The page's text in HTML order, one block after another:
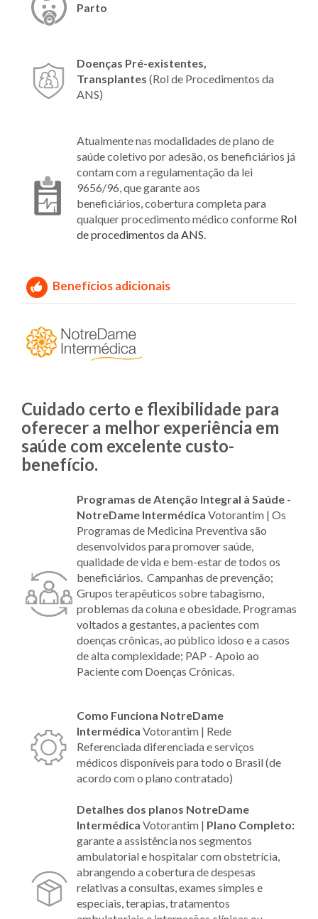
Parto
Doenças Pré-existentes,
Transplantes (Rol de Procedimentos da
ANS)
Atualmente nas modalidades de plano de
saúde coletivo por adesão, os beneficiários já
contam com a regulamentação da lei
9656/96, que garante aos
beneficiários, cobertura completa para
qualquer procedimento médico conforme Rol
de procedimentos da ANS.
Benefícios adicionais
Cuidado certo e flexibilidade para
oferecer a melhor experiência em
saúde com excelente custo-
benefício.
Programas de Atenção Integral à Saúde -
NotreDame Intermédica Votorantim | Os
Programas de Medicina Preventiva são
desenvolvidos para promover saúde,
qualidade de vida e bem-estar de todos os
beneficiários. Campanhas de prevenção;
Grupos terapêuticos sobre tabagismo,
problemas da coluna e obesidade. Programas
voltados a gestantes, a pacientes com
doenças crônicas, ao público idoso e a casos
de alta complexidade; PAP - Apoio ao
Paciente com Doenças Crônicas.
Como Funciona NotreDame
Intermédica Votorantim | Rede
Referenciada diferenciada e serviços
médicos disponíveis para todo o Brasil (de
acordo com o plano contratado)
Detalhes dos planos NotreDame
Intermédica Votorantim | Plano Completo:
garante a assistência nos segmentos
ambulatorial e hospitalar com obstetrícia,
abrangendo a cobertura de despesas
relativas a consultas, exames simples e
especiais, terapias, tratamentos